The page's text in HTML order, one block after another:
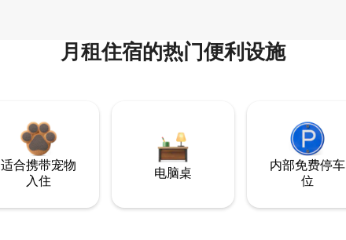
月租住宿的热门便利设施
适合携带宠物
入住
电脑桌
内部免费停车
位